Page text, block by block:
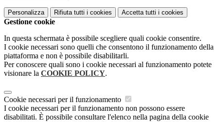
Personalizza Rifiuta tutti i cookies Accetta tutti i cookies
Gestione cookie
In questa schermata è possibile scegliere quali cookie consentire.
I cookie necessari sono quelli che consentono il funzionamento della
piattaforma e non è possibile disabilitarli.
Per conoscere quali sono i cookie necessari al funzionamento potete
visionare la COOKIE POLICY.
Cookie necessari per il funzionamento
I cookie necessari per il funzionamento non possono essere
disabilitati. È possibile consultare l'elenco nella pagina della cookie